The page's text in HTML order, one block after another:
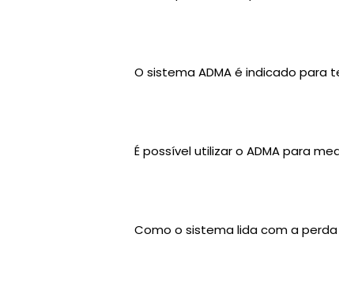
O sistema ADMA é indicado para
É possível utilizar o ADMA para
Como o sistema lida com a